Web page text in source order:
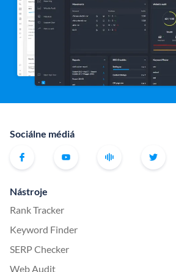
Sociálne médiá
Nástroje
Rank Tracker
Keyword Finder
SERP Checker
Web Audit